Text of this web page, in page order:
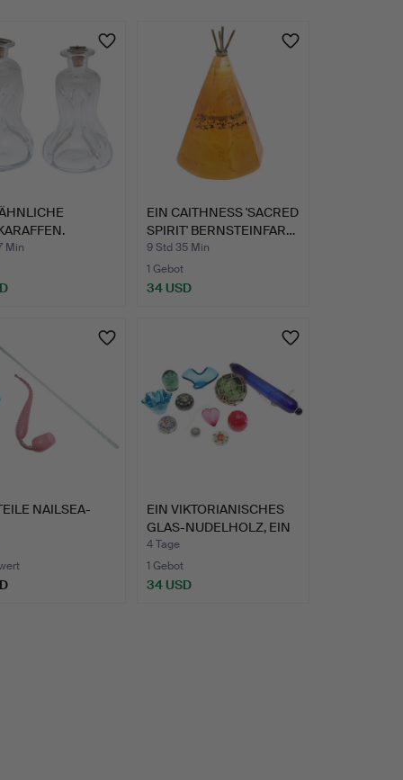
Min
EIN CAITHNESS 'SACRED
SPIRIT' BERNSTEINFAR…
9 Std 35 Min
1 Gebot
34 USD
NAILSEA-
EIN VIKTORIANISCHES
GLAS-NUDELHOLZ, EIN
'D…
4 Tage
1 Gebot
34 USD